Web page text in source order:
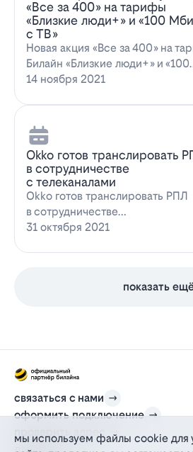
«Все за 400» на тарифы
«Близкие люди+» и «100
с ТВ»
Новая акция «Все за 400» на
Билайн «Близкие люди+» и «100
Мбит…
14 ноября 2021
Оkko готов транслировать
в сотрудничестве
с телеканалами
Оkko готов транслировать РПЛ
в сотрудничестве
с каналамиВидеосервис Okko
31 октября 2021
показать
связаться с нами
оформить подключение
проверить адрес
для дома
мы используем файлы cookie для